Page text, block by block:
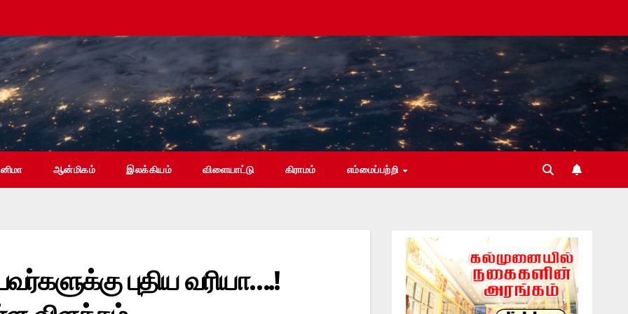
ஆன்மிகம் இலக்கியம் விளையாட்டு கிராமம் எம்மைப்பற்றி
புதிய வரியா….!